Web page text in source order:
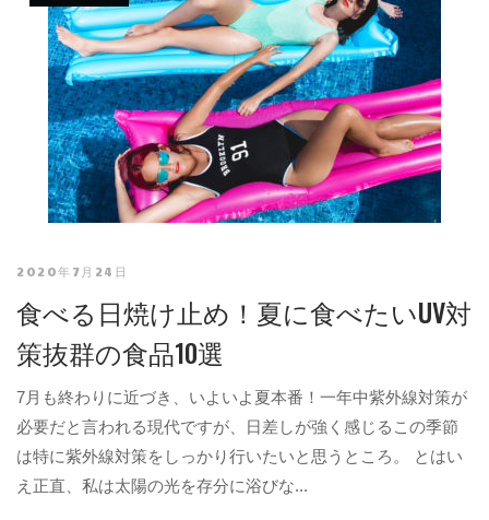
2020年7月24日
食べる日焼け止め！夏に食べたいUV対
策抜群の食品10選
7月も終わりに近づき、いよいよ夏本番！一年中紫外線対策が
必要だと言われる現代ですが、日差しが強く感じるこの季節
は特に紫外線対策をしっかり行いたいと思うところ。 とはい
え正直、私は太陽の光を存分に浴びな...